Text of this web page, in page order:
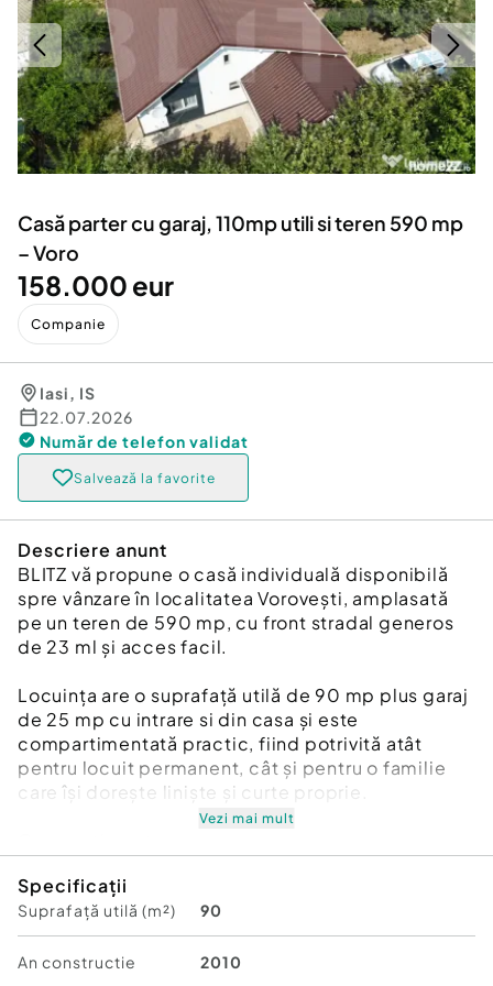
Servicii
Animale de companie
Afaceri și echipamente profesionale
Inchiriere Bunuri si Vehicule
Utilaje agricole si industriale
Piese auto si accesorii
Dacia Duster
Casă parter cu garaj, 110mp utili si teren 590 mp
– Voro
158.000 eur
Companie
Iasi, IS
22.07.2026
Număr de telefon validat
Salvează la favorite
Descriere anunt
BLITZ vă propune o casă individuală disponibilă
spre vânzare în localitatea Vorovești, amplasată
pe un teren de 590 mp, cu front stradal generos
de 23 ml și acces facil.
Locuința are o suprafață utilă de 90 mp plus garaj
de 25 mp cu intrare si din casa și este
compartimentată practic, fiind potrivită atât
pentru locuit permanent, cât și pentru o familie
care își dorește liniște și curte proprie.
living spațios-20 mp
2 dormitoare fiecare cate 16 mp
bucătărie mare patrata -16 mp
baie
Vezi mai mult
Specificații
Suprafață utilă (m²) 90
An constructie 2010